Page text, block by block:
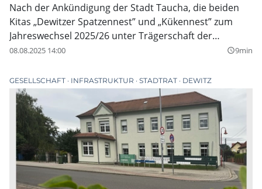
Nach der Ankündigung der Stadt Taucha, die beiden
Kitas „Dewitzer Spatzennest” und „Kükennest” zum
Jahreswechsel 2025/26 unter Trägerschaft der
Volkssolidarität zusammenzuführen, formiert sich
Petition, offene Briefe und kritische Stellungnahmen
machen deutlich: Die Entscheidung überraschte viele
Betroffene, sie fühlen sich weder einbezogen noch
gehört.
08.08.2025 14:00 query_builder9min
GESELLSCHAFT INFRASTRUKTUR STADTRAT DEWITZ